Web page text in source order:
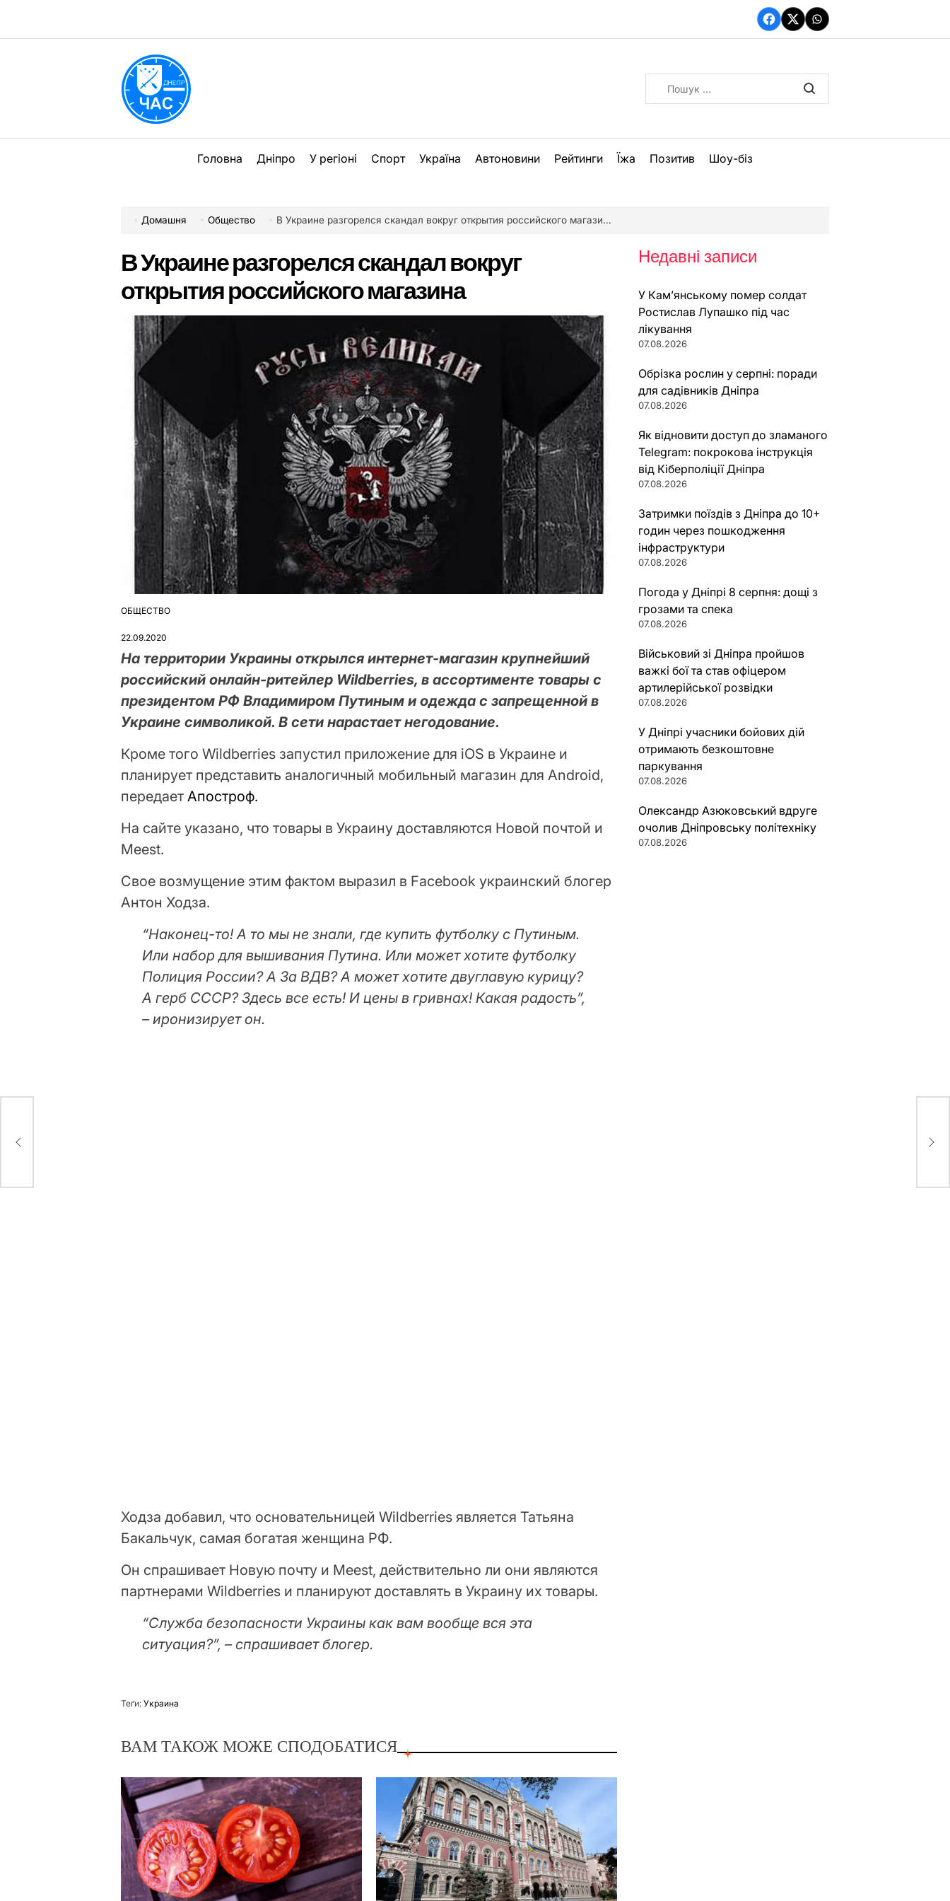
вмісту
Facebook
TwitterWhatsApp
Головна Дніпро У регіоні Спорт Україна Автоновини Рейтинги Їжа Позитив Шоу-біз
Домашня Общество В Украине разгорелся скандал вокруг открытия российского магазина
В Украине разгорелся скандал вокруг
открытия российского магазина
ОПУБЛІКУВАТИ
ОБЩЕСТВО
22.09.2020
На территории Украины открылся интернет-магазин крупнейший
российский онлайн-ритейлер Wildberries, в ассортименте товары с
президентом РФ Владимиром Путиным и одежда с запрещенной в
Украине символикой. В сети нарастает негодование.
Кроме того Wildberries запустил приложение для iOS в Украине и
планирует представить аналогичный мобильный магазин для Android,
передаетАпостроф.
На сайте указано, что товары в Украину доставляются Новой почтой и
Meest.
Свое возмущение этим фактом выразил в Facebook украинский блогер
Антон Ходза.
“Наконец-то! А то мы не знали, где купить футболку с Путиным.
Или набор для вышивания Путина. Или может хотите футболку
Полиция России? А За ВДВ? А может хотите двуглавую курицу?
А герб СССР? Здесь все есть! И цены в гривнах! Какая радость”,
– иронизирует он.
Ходза добавил, что основательницей Wildberries является Татьяна
Бакальчук, самая богатая женщина РФ.
Он спрашивает Новую почту и Meest, действительно ли они являются
партнерами Wildberries и планируют доставлять в Украину их товары.
“Служба безопасности Украины как вам вообще вся эта
ситуация?”, – спрашивает блогер.
Теґи: Украина
ВАМ ТАКОЖ МОЖЕ СПОДОБАТИСЯ
Недавні записи
У Кам’янському помер солдат
Ростислав Лупашко під час
лікування
07.08.2026
Обрізка рослин у серпні: поради
для садівників Дніпра
07.08.2026
Як відновити доступ до зламаного
Telegram: покрокова інструкція
від Кіберполіції Дніпра
07.08.2026
Затримки поїздів з Дніпра до 10+
годин через пошкодження
інфраструктури
07.08.2026
Погода у Дніпрі 8 серпня: дощі з
грозами та спека
07.08.2026
Військовий зі Дніпра пройшов
важкі бої та став офіцером
артилерійської розвідки
07.08.2026
У Дніпрі учасники бойових дій
отримають безкоштовне
паркування
07.08.2026
Олександр Азюковський вдруге
очолив Дніпровську політехніку
07.08.2026